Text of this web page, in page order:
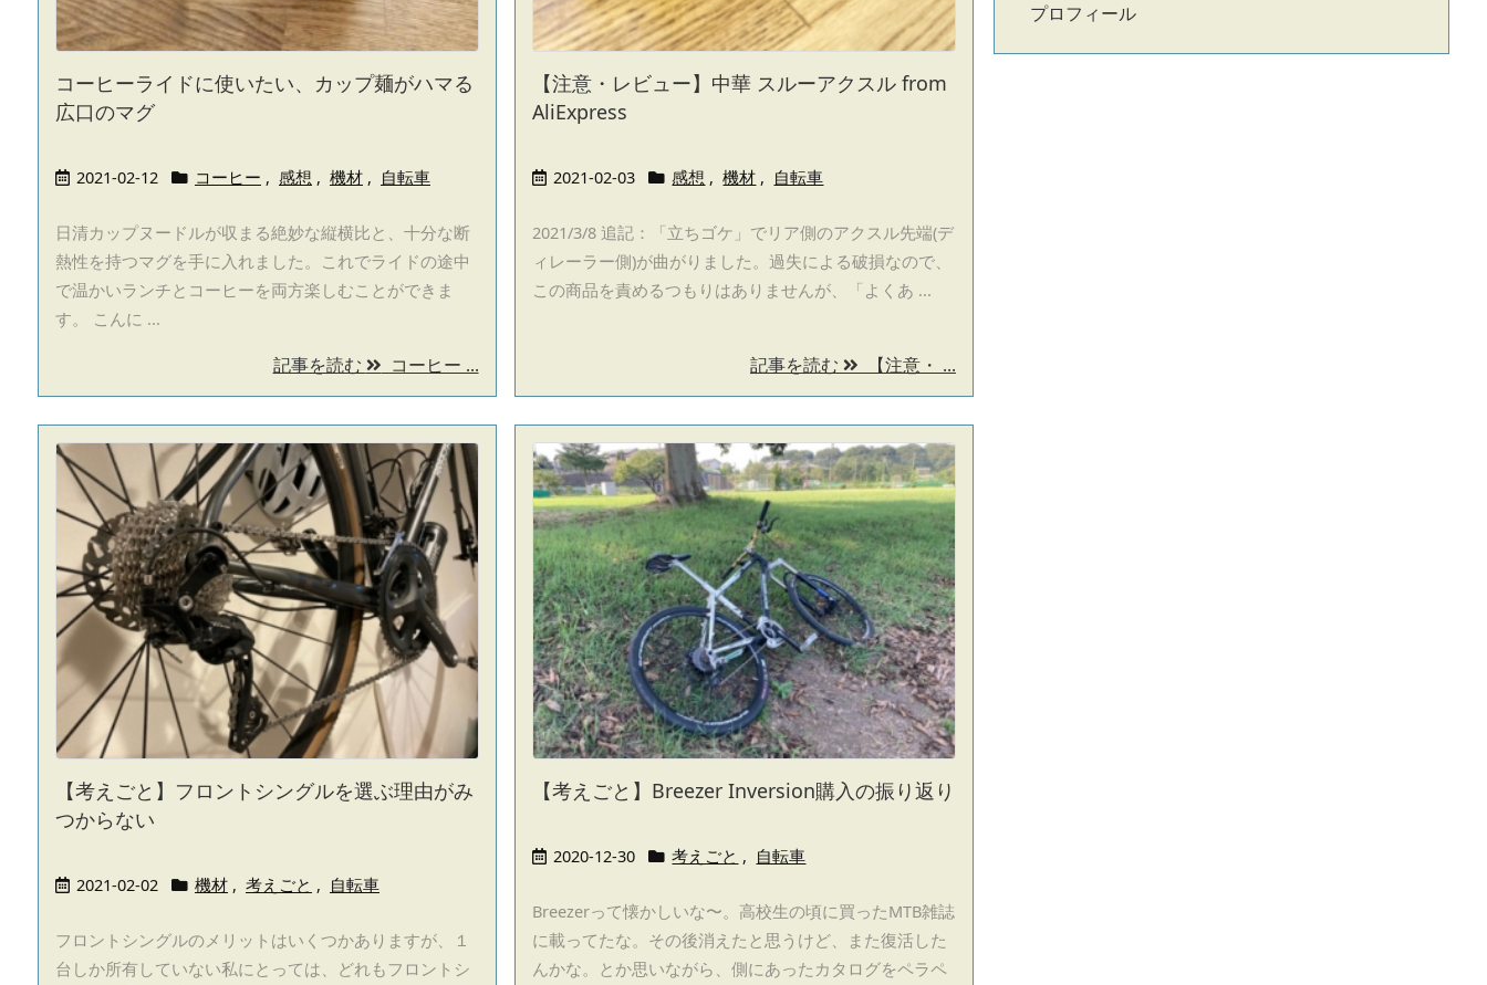
コーヒーライドに使いたい、カップ麺がハマる
広口のマグ
2021-02-12 コーヒー , 感想 , 機材 , 自転車
日清カップヌードルが収まる絶妙な縦横比と、十分な断
熱性を持つマグを手に入れました。これでライドの途中
で温かいランチとコーヒーを両方楽しむことができま
す。 こんに ...
記事を読む コーヒー ...
【注意・レビュー】中華 スルーアクスル from
AliExpress
2021-02-03 感想 , 機材 , 自転車
2021/3/8 追記：「立ちゴケ」でリア側のアクスル先端(デ
ィレーラー側)が曲がりました。過失による破損なので、
この商品を責めるつもりはありませんが、「よくあ ...
記事を読む 【注意・ ...
【考えごと】フロントシングルを選ぶ理由がみ
つからない
2021-02-02 機材 , 考えごと , 自転車
フロントシングルのメリットはいくつかありますが、１
台しか所有していない私にとっては、どれもフロントシ
【考えごと】Breezer Inversion購入の振り返り
2020-12-30 考えごと , 自転車
Breezerって懐かしいな〜。高校生の頃に買ったMTB雑誌
に載ってたな。その後消えたと思うけど、また復活した
んかな。とか思いながら、側にあったカタログをペラペ
プロフィール